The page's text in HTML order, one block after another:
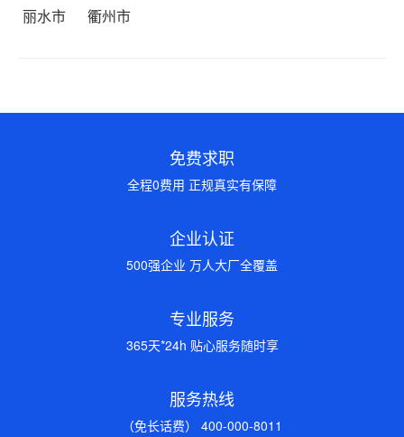
丽水市
衢州市
免费求职
全程0费用 正规真实有保障
企业认证
500强企业 万人大厂全覆盖
专业服务
365天*24h 贴心服务随时享
服务热线
（免长话费） 400-000-8011